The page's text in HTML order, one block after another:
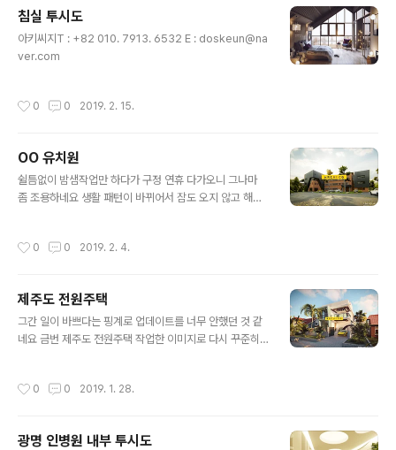
침실 투시도
아키씨지T : +82 010. 7913. 6532 E : doskeun@na
ver.com
0 0 2019. 2. 15.
OO 유치원
쉴틈없이 밤샘작업만 하다가 구정 연휴 다가오니 그나마
좀 조용하네요 생활 패턴이 바뀌어서 잠도 오지 않고 해서
대충대충 배치해봤습니다 납품용이면 건물 가린다고 앞에
해 복 많이들 받으세요~!
0 0 2019. 2. 4.
제주도 전원주택
그간 일이 바쁘다는 핑계로 업데이트를 너무 안했던 것 같
네요 금번 제주도 전원주택 작업한 이미지로 다시 꾸준히
감사합니다^^
0 0 2019. 1. 28.
광명 인병원 내부 투시도